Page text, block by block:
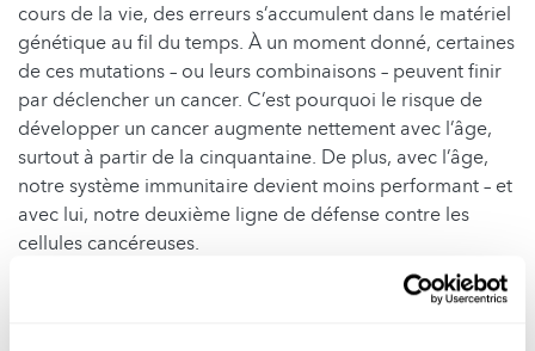
cours de la vie, des erreurs s’accumulent dans le matériel
génétique au fil du temps. À un moment donné, certaines
de ces mutations – ou leurs combinaisons – peuvent finir
par déclencher un cancer. C’est pourquoi le risque de
développer un cancer augmente nettement avec l’âge,
surtout à partir de la cinquantaine. De plus, avec l’âge,
notre système immunitaire devient moins performant – et
avec lui, notre deuxième ligne de défense contre les
cellules cancéreuses.